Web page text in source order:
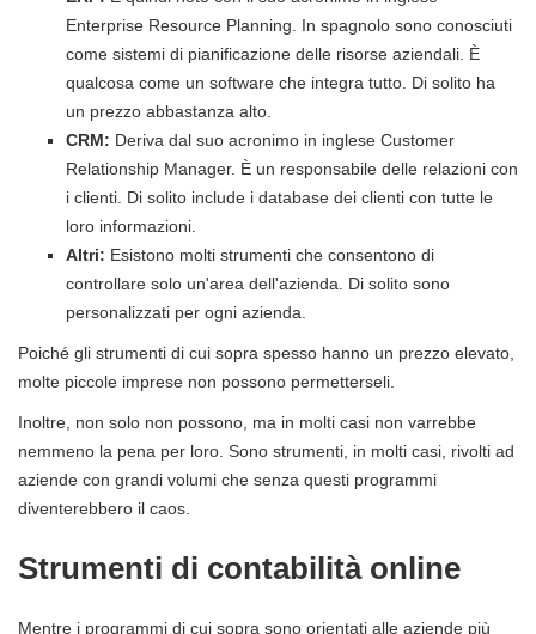
Enterprise Resource Planning. In spagnolo sono conosciuti
come sistemi di pianificazione delle risorse aziendali. È
qualcosa come un software che integra tutto. Di solito ha
un prezzo abbastanza alto.
CRM: Deriva dal suo acronimo in inglese Customer
Relationship Manager. È un responsabile delle relazioni con
i clienti. Di solito include i database dei clienti con tutte le
loro informazioni.
Altri: Esistono molti strumenti che consentono di
controllare solo un'area dell'azienda. Di solito sono
personalizzati per ogni azienda.
Poiché gli strumenti di cui sopra spesso hanno un prezzo elevato,
molte piccole imprese non possono permetterseli.
Inoltre, non solo non possono, ma in molti casi non varrebbe
nemmeno la pena per loro. Sono strumenti, in molti casi, rivolti ad
aziende con grandi volumi che senza questi programmi
diventerebbero il caos.
Strumenti di contabilità online
Mentre i programmi di cui sopra sono orientati alle aziende più